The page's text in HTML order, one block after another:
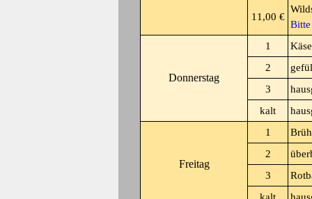
11,00 €
Donnerstag
1
2
3
kalt
Freitag
1
2
3